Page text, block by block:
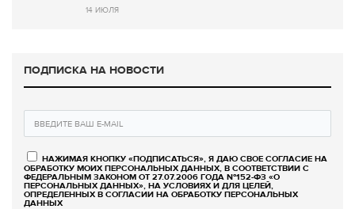
14 ИЮЛЯ
ПОДПИСКА НА НОВОСТИ
НАЖИМАЯ КНОПКУ «ПОДПИСАТЬСЯ», Я ДАЮ СВОЕ СОГЛАСИЕ НА
ОБРАБОТКУ МОИХ ПЕРСОНАЛЬНЫХ ДАННЫХ, В СООТВЕТСТВИИ С
ФЕДЕРАЛЬНЫМ ЗАКОНОМ ОТ 27.07.2006 ГОДА №152-ФЗ «О
ПЕРСОНАЛЬНЫХ ДАННЫХ», НА УСЛОВИЯХ И ДЛЯ ЦЕЛЕЙ,
ОПРЕДЕЛЕННЫХ В СОГЛАСИИ НА ОБРАБОТКУ ПЕРСОНАЛЬНЫХ
ДАННЫХ